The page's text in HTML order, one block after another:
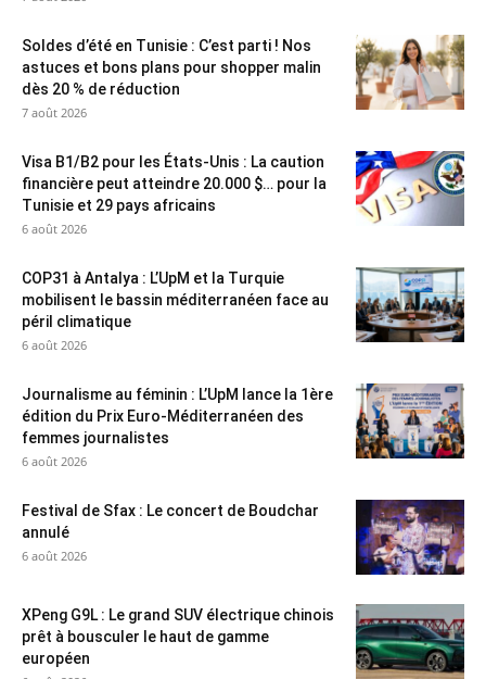
Soldes d’été en Tunisie : C’est parti ! Nos
astuces et bons plans pour shopper malin
dès 20 % de réduction
7 août 2026
Visa B1/B2 pour les États-Unis : La caution
financière peut atteindre 20.000 $… pour la
Tunisie et 29 pays africains
6 août 2026
COP31 à Antalya : L’UpM et la Turquie
mobilisent le bassin méditerranéen face au
péril climatique
6 août 2026
Journalisme au féminin : L’UpM lance la 1ère
édition du Prix Euro-Méditerranéen des
femmes journalistes
6 août 2026
Festival de Sfax : Le concert de Boudchar
annulé
6 août 2026
XPeng G9L : Le grand SUV électrique chinois
prêt à bousculer le haut de gamme
européen